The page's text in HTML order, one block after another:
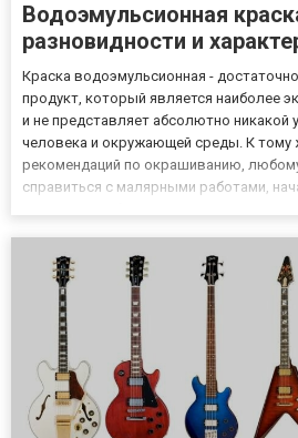
Водоэмульсионная
разновидности и
Краска водоэмульсионная -
продукт, который является наиболее
и не представляет абсолютно никакой
человека и окружающей среды. К тому
рекомендаций по окрашиванию,
справиться с малярными работами,
отделки, а также...